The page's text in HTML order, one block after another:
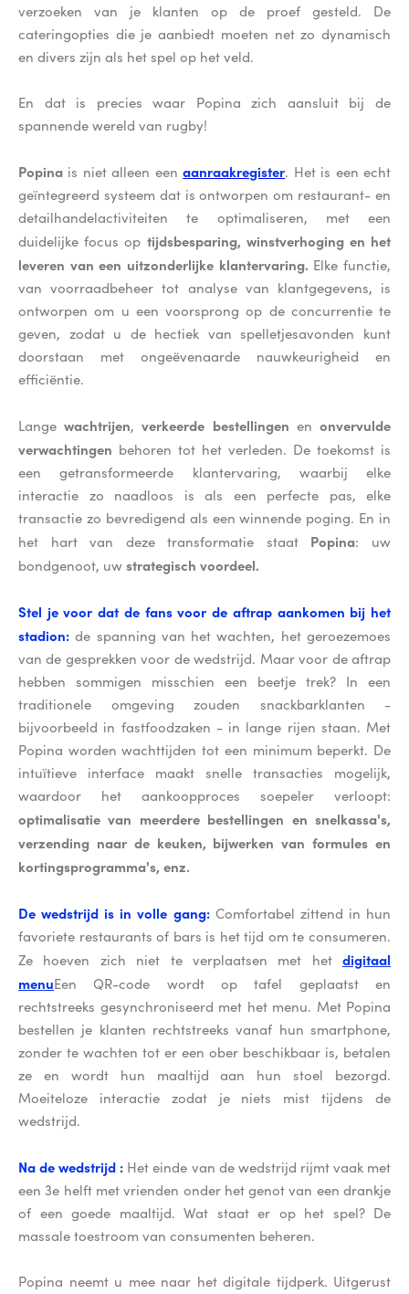
verzoeken van je klanten op de proef gesteld. De
cateringopties die je aanbiedt moeten net zo dynamisch
en divers zijn als het spel op het veld.
En dat is precies waar Popina zich aansluit bij de
spannende wereld van rugby!
Popina is niet alleen eenaanraakregister. Het is een echt
geïntegreerd systeem dat is ontworpen om restaurant- en
detailhandelactiviteiten te optimaliseren, met een
duidelijke focus op tijdsbesparing, winstverhoging en het
leveren van een uitzonderlijke klantervaring. Elke functie,
van voorraadbeheer tot analyse van klantgegevens, is
ontworpen om u een voorsprong op de concurrentie te
geven, zodat u de hectiek van spelletjesavonden kunt
doorstaan met ongeëvenaarde nauwkeurigheid en
efficiëntie.
Langewachtrijen,verkeerde bestellingen enonvervulde
verwachtingen behoren tot het verleden. De toekomst is
een getransformeerde klantervaring, waarbij elke
interactie zo naadloos is als een perfecte pas, elke
transactie zo bevredigend als een winnende poging. En in
het hart van deze transformatie staat Popina: uw
bondgenoot, uw strategisch voordeel.
Stel je voor dat de fans voor de aftrap aankomen bij het
stadion: de spanning van het wachten, het geroezemoes
van de gesprekken voor de wedstrijd. Maar voor de aftrap
hebben sommigen misschien een beetje trek? In een
traditionele omgeving zouden snackbarklanten -
bijvoorbeeld in fastfoodzaken - in lange rijen staan. Met
Popina worden wachttijden tot een minimum beperkt. De
intuïtieve interface maakt snelle transacties mogelijk,
waardoor het aankoopproces soepeler verloopt:
optimalisatie van meerdere bestellingen en snelkassa's,
verzending naar de keuken, bijwerken van formules en
kortingsprogramma's, enz.
De wedstrijd is in volle gang:Comfortabel zittend in hun
favoriete restaurants of bars is het tijd om te consumeren.
Ze hoeven zich niet te verplaatsen met het digitaal
menuEen QR-code wordt op tafel geplaatst en
rechtstreeks gesynchroniseerd met het menu. Met Popina
bestellen je klanten rechtstreeks vanaf hun smartphone,
zonder te wachten tot er een ober beschikbaar is, betalen
ze en wordt hun maaltijd aan hun stoel bezorgd.
Moeiteloze interactie zodat je niets mist tijdens de
wedstrijd.
Na de wedstrijd : Het einde van de wedstrijd rijmt vaak met
een 3e helft met vrienden onder het genot van een drankje
of een goede maaltijd. Wat staat er op het spel? De
massale toestroom van consumenten beheren.
Popina neemt u mee naar het digitale tijdperk. Uitgerust